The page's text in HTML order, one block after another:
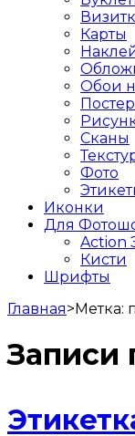
Карты
Обои
Сканы
Фото
Иконки
Для
Action
Кисти
Шрифты
Главная>Метка:
Записи